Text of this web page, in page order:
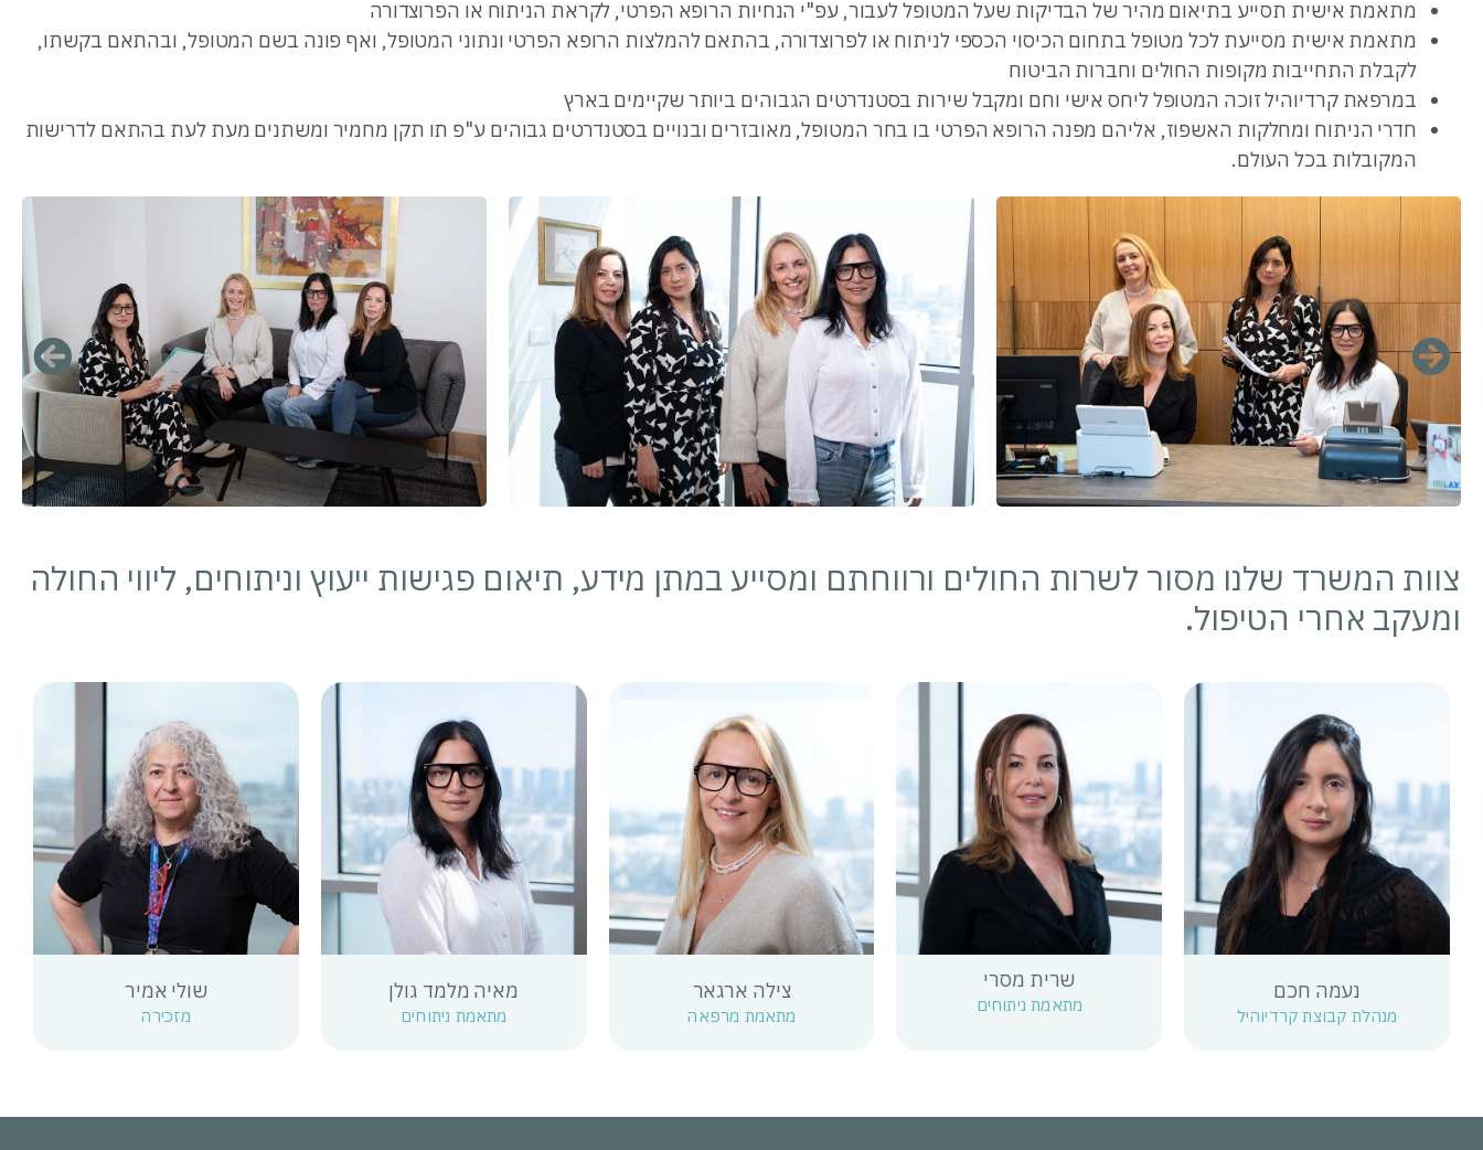
מתאמת אישית תסייע בתיאום מהיר של הבדיקות שעל המטופל לעבור, עפ"י הנחיות הרופא הפרטי, לקראת הניתוח או הפרוצדורה
מתאמת אישית מסייעת לכל מטופל בתחום הכיסוי הכספי לניתוח או לפרוצדורה, בהתאם להמלצות הרופא הפרטי ונתוני המטופל, ואף פונה בשם המטופל, ובהתאם בקשתו,
לקבלת התחייבות מקופות החולים וחברות הביטוח
במרפאת קרדיוהיל זוכה המטופל ליחס אישי וחם ומקבל שירות בסטנדרטים הגבוהים ביותר שקיימים בארץ
חדרי הניתוח ומחלקות האשפוז, אליהם מפנה הרופא הפרטי בו בחר המטופל, מאובזרים ובנויים בסטנדרטים גבוהים ע"פ תו תקן מחמיר ומשתנים מעת לעת בהתאם לדרישות
המקובלות בכל העולם.
צוות המשרד שלנו מסור לשרות החולים ורווחתם ומסייע במתן מידע, תיאום פגישות ייעוץ וניתוחים, ליווי החולה
ומעקב אחרי הטיפול.
נעמה חכם
מנהלת קבוצת קרדיוהיל
שרית מסרי
מתאמת ניתוחים
צילה ארגאר
מתאמת מרפאה
מאיה מלמד גולן
מתאמת ניתוחים
שולי אמיר
מזכירה